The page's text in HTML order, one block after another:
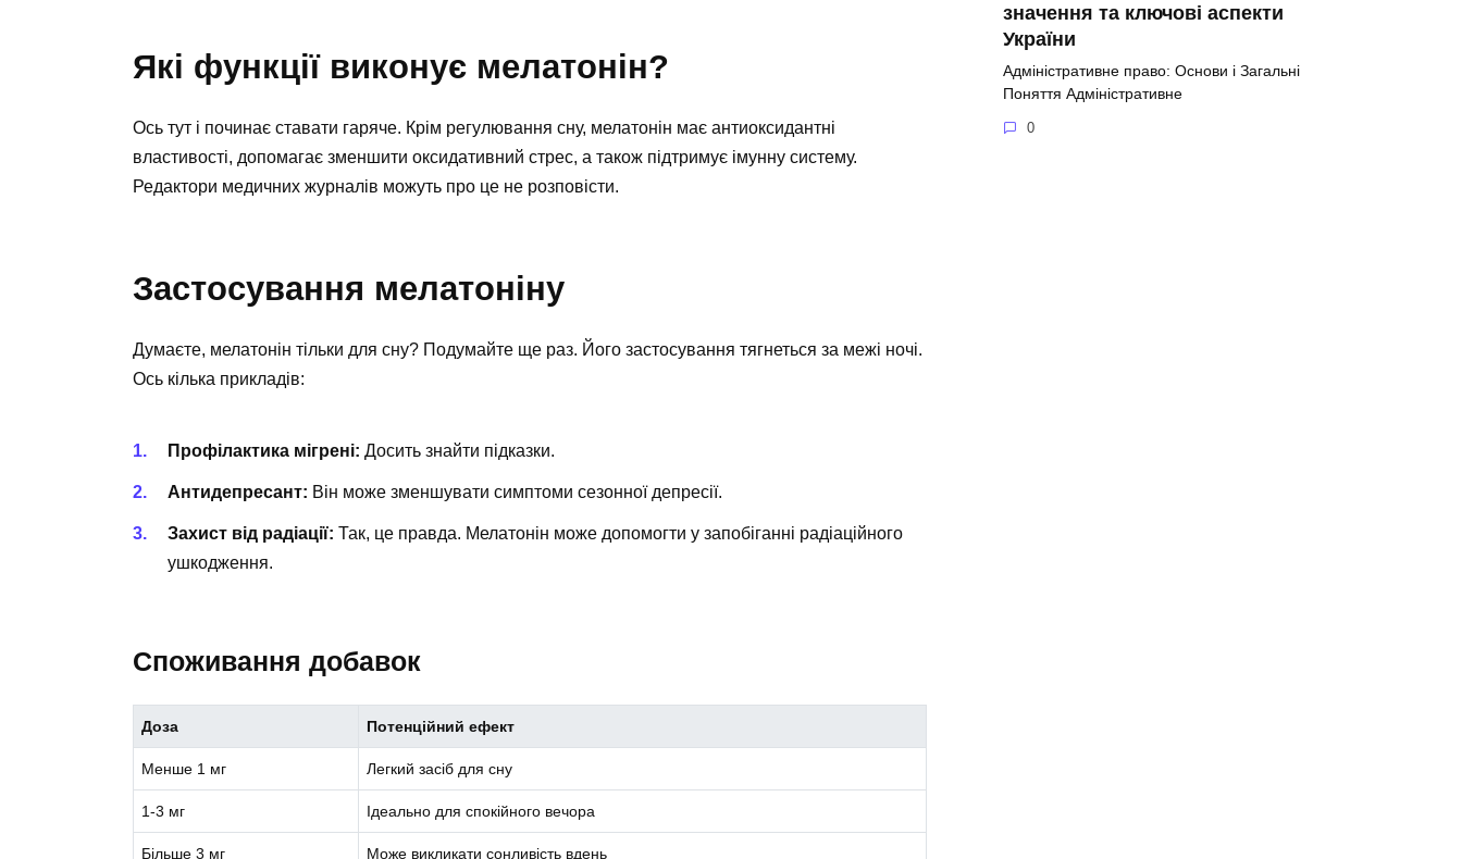
Які функції виконує мелатонін?
Ось тут і починає ставати гаряче. Крім регулювання сну, мелатонін має антиоксидантні
властивості, допомагає зменшити оксидативний стрес, а також підтримує імунну систему.
Редактори медичних журналів можуть про це не розповісти.
Застосування мелатоніну
Думаєте, мелатонін тільки для сну? Подумайте ще раз. Його застосування тягнеться за межі ночі.
Ось кілька прикладів:
Профілактика мігрені: Досить знайти підказки.
Антидепресант: Він може зменшувати симптоми сезонної депресії.
Захист від радіації: Так, це правда. Мелатонін може допомогти у запобіганні радіаційного
ушкодження.
Споживання добавок
Доза Потенційний ефект
Менше 1 мг Легкий засіб для сну
1-3 мг Ідеально для спокійного вечора
Більше 3 мг Може викликати сонливість вдень
значення та ключові аспекти
України
Адміністративне право: Основи і Загальні
Поняття Адміністративне
0